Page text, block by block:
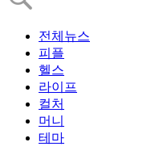
전체뉴스
피플
헬스
라이프
컬처
머니
테마